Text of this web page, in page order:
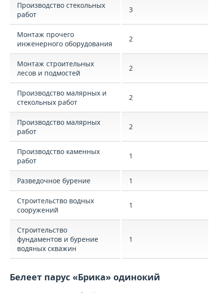
Производство стекольных
работ
3
Монтаж прочего
инженерного оборудования
2
Монтаж строительных
лесов и подмостей
2
Производство малярных и
стекольных работ
2
Производство малярных
работ
2
Производство каменных
работ
1
Разведочное бурение 1
Строительство водных
сооружений
1
Строительство
фундаментов и бурение
водяных скважин
1
Белеет парус «Брика» одинокий